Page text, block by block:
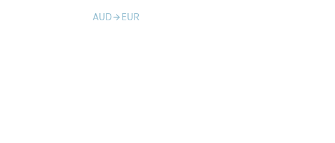
AUDarrow_forward EUR